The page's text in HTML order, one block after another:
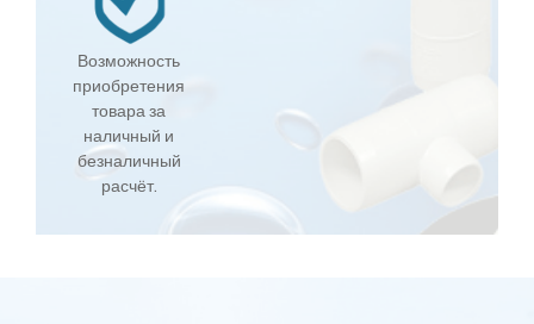
Возможность
приобретения
товара за
наличный и
безналичный
расчёт.